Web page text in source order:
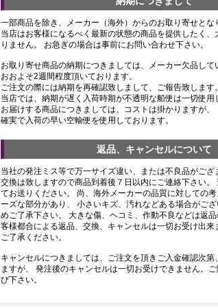
一部商品を除き、メーカー（海外）からのお取り寄せとな
当店はお客様になるべく最新の状態の商品を提供したく、
りません。 お急ぎの場合は事前にお問い合わせ下さい。
お取り寄せ商品の納期につきましては、メーカー欠品して
おおよそ2週間程度頂いております。
ご注文の際には納期を再確認致しまして、ご報告致します。
当店では、納期が遅く入荷時期が不透明な船便は一切使用
お届けする商品につきましては、コストは掛かりますが、
確実で入荷の早い空輸便を使用しております。
返品、キャンセルについて
当社の発注ミス等で万一サイズ違い、または不良品がござ
交換は致しますので商品到着後７日以内にご連絡下さい。
てお送りください。 尚、海外メーカーの品質に対しての
ーズな部分があり、 小さいキズ、汚れなどある場合がご
めご了承下さい。 大きな傷、ヘコミ、作動不良などは返
客様都合による返品、交換、キャンセルは一切お受け出来
ご了承ください。
キャンセルにつきましては、ご注文を頂きご入金確認次第
ますが、 発注後のキャンセルは一切お受けできません。
び下さい。